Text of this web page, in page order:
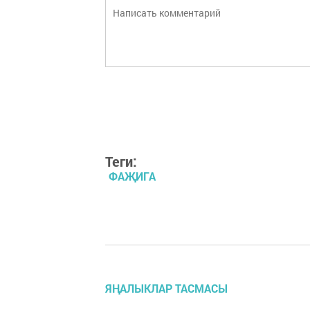
Теги:
ФАҖИГА
ЯҢАЛЫКЛАР ТАСМАСЫ